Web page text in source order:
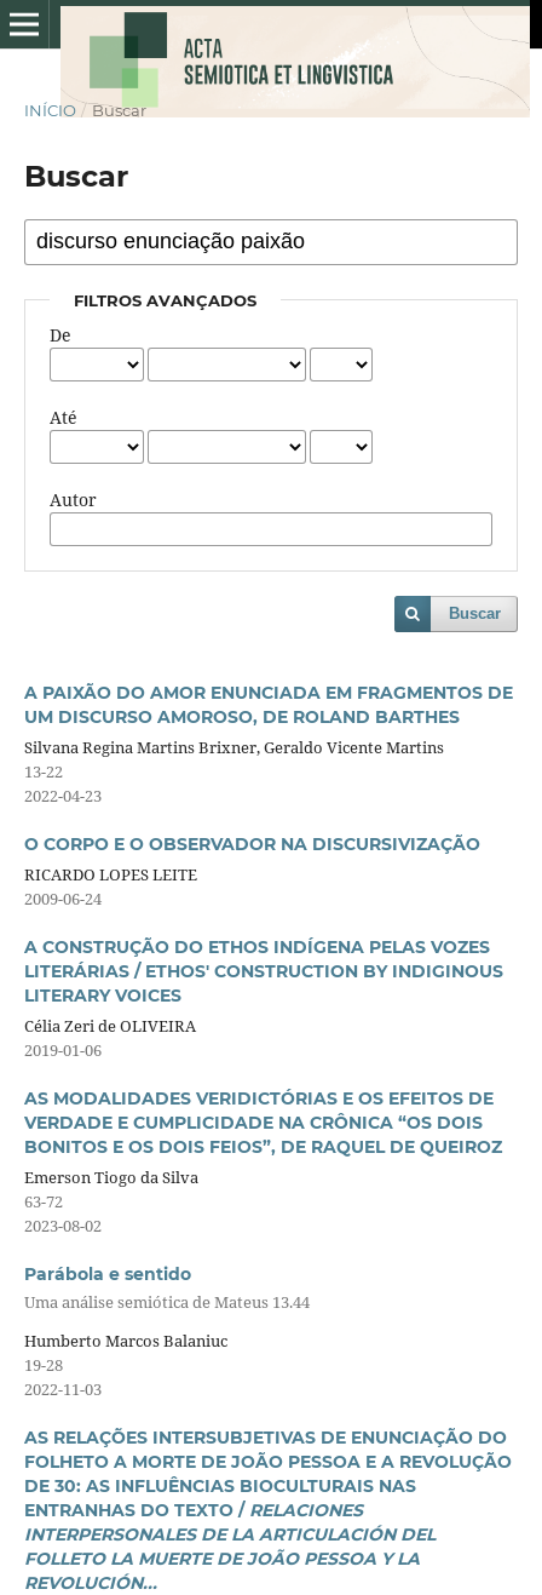
INÍCIO / Buscar
Buscar
FILTROS AVANÇADOS
De
Até
Autor
Buscar
A PAIXÃO DO AMOR ENUNCIADA EM FRAGMENTOS DE
UM DISCURSO AMOROSO, DE ROLAND BARTHES
Silvana Regina Martins Brixner, Geraldo Vicente Martins
13-22
2022-04-23
O CORPO E O OBSERVADOR NA DISCURSIVIZAÇÃO
RICARDO LOPES LEITE
2009-06-24
A CONSTRUÇÃO DO ETHOS INDÍGENA PELAS VOZES
LITERÁRIAS / ETHOS' CONSTRUCTION BY INDIGINOUS
LITERARY VOICES
Célia Zeri de OLIVEIRA
2019-01-06
AS MODALIDADES VERIDICTÓRIAS E OS EFEITOS DE
VERDADE E CUMPLICIDADE NA CRÔNICA “OS DOIS
BONITOS E OS DOIS FEIOS”, DE RAQUEL DE QUEIROZ
Emerson Tiogo da Silva
63-72
2023-08-02
Parábola e sentido
Uma análise semiótica de Mateus 13.44
Humberto Marcos Balaniuc
19-28
2022-11-03
AS RELAÇÕES INTERSUBJETIVAS DE ENUNCIAÇÃO DO
FOLHETO A MORTE DE JOÃO PESSOA E A REVOLUÇÃO
DE 30: AS INFLUÊNCIAS BIOCULTURAIS NAS
ENTRANHAS DO TEXTO / RELACIONES
INTERPERSONALES DE LA ARTICULACIÓN DEL
FOLLETO LA MUERTE DE JOÃO PESSOA Y LA
REVOLUCIÓN...